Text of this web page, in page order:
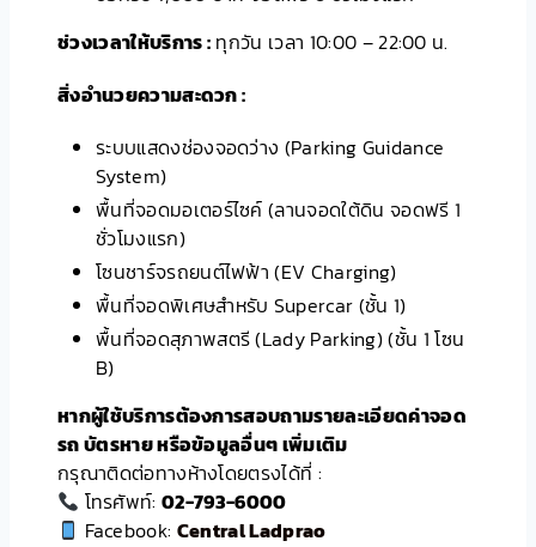
ช่วงเวลาให้บริการ : ทุกวัน เวลา 10:00 – 22:00 น.
สิ่งอำนวยความสะดวก :
ระบบแสดงช่องจอดว่าง (Parking Guidance
System)
พื้นที่จอดมอเตอร์ไซค์ (ลานจอดใต้ดิน จอดฟรี 1
ชั่วโมงแรก)
โซนชาร์จรถยนต์ไฟฟ้า (EV Charging)
พื้นที่จอดพิเศษสำหรับ Supercar (ชั้น 1)
พื้นที่จอดสุภาพสตรี (Lady Parking) (ชั้น 1 โซน
B)
หากผู้ใช้บริการต้องการสอบถามรายละเอียดค่าจอด
รถ บัตรหาย หรือข้อมูลอื่นๆ เพิ่มเติม
กรุณาติดต่อทางห้างโดยตรงได้ที่ :
โทรศัพท์:02-793-6000
Facebook: Central Ladprao